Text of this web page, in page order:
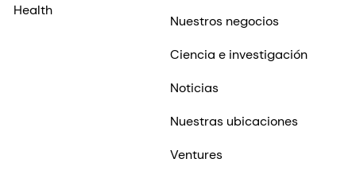
Health
Nuestros negocios
Ciencia e investigación
Noticias
Nuestras ubicaciones
Ventures